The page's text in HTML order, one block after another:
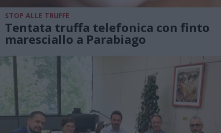
STOP ALLE TRUFFE
Tentata truffa telefonica con finto
maresciallo a Parabiago